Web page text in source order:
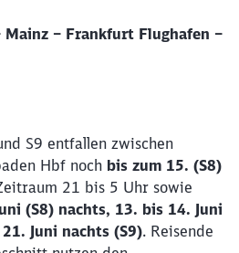
Mainz – Frankfurt Flughafen –
S9 entfallen zwischen
Hbf noch bis zum 15. (S8)
21 bis 5 Uhr sowie
(S8) nachts, 13. bis 14. Juni
Juni nachts (S9). Reisende